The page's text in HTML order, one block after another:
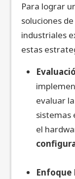
Para lograr
soluciones
industriales
estas
evaluar la
sistemas
el
Enfoque